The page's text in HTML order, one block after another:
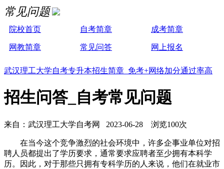
常见问题
院校首页 自考简章 成考简章
网教简章 常见问答 网上报名
武汉理工大学自考专升本招生简章 免考+网络加分通过率高
招生问答_自考常见问题
来自：武汉理工大学自考网 2023-06-28 浏览100次
在当今这个竞争激烈的社会环境中，许多企事业单位对招
聘人员都提出了学历要求，通常要求应聘者至少拥有本科学
历。因此，对于那些只拥有专科学历的人来说，他们在就业市